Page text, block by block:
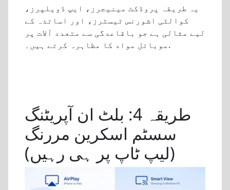
یہ طریقہ پروڈکٹ مینیجرز، ایپ ڈویلپرز،
کوالٹی اشورنس ٹیسٹرز، اور اساتذہ کے
لیے مثالی ہے جو باقاعدگی سے متعدد آلات پر
موبائل مواد کا مظاہرہ کرتے ہیں۔.
طریقہ 4: بلٹ ان آپریٹنگ
سسٹم اسکرین مررنگ
(لیپ ٹاپ پر ہی رہیں)